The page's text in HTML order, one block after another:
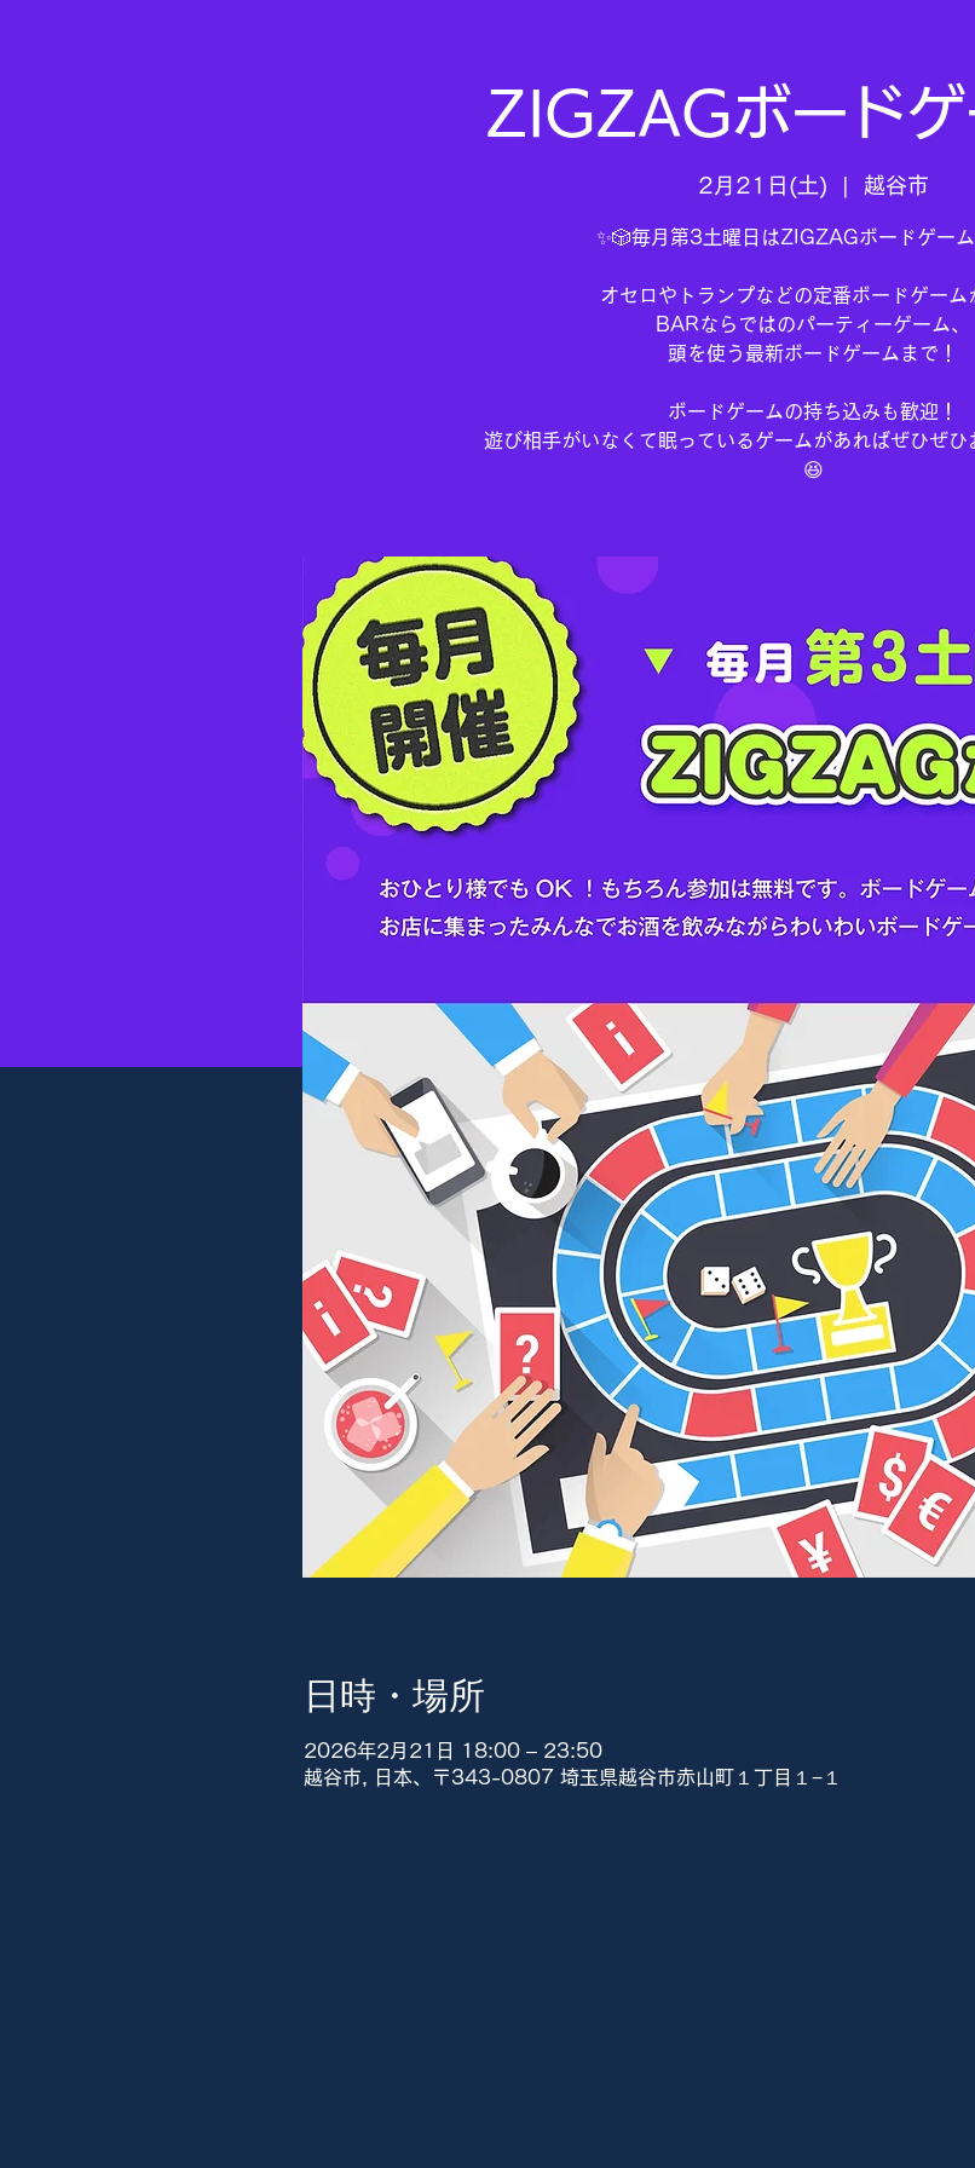
ZIGZAGボードゲ
2月21日(土) 越谷市
✨🎲毎月第3土曜日はZIGZAGボードゲーム
オセロやトランプなどの定番ボードゲーム
BARならではのパーティーゲーム、
頭を使う最新ボードゲームまで！
ボードゲームの持ち込みも歓迎！
遊び相手がいなくて眠っているゲームがあればぜひぜひ
😆
日時・場所
2026年2月21日 18:00 – 23:50
越谷市, 日本、〒343-0807 埼玉県越谷市赤山町１丁目１−１